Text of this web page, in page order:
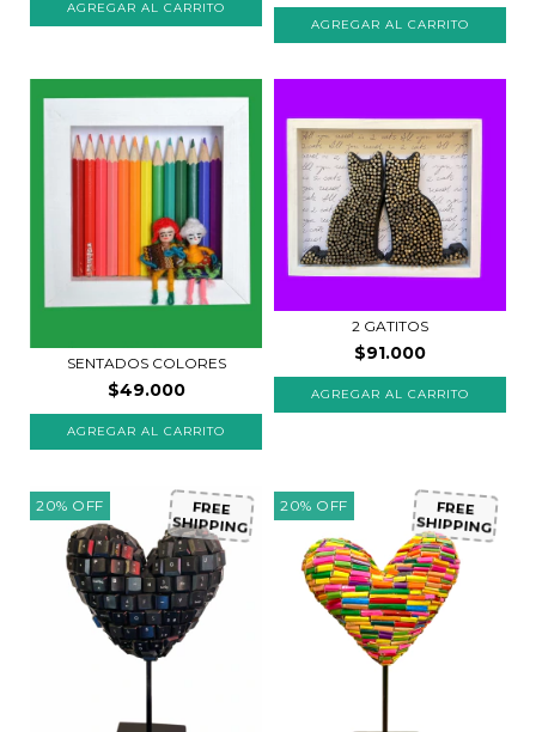
SENTADOS COLORES
$49.000
AGREGAR AL CARRITO
2 GATITOS
$91.000
20% OFF FREE
SHIPPING
20% OFF FREE
SHIPPING